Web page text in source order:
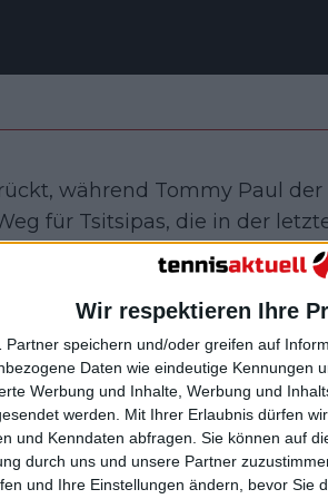
Wir respektieren Ihre
Partner speichern und/oder greifen auf
Daten wie eindeutige Kennungen
Werbung und Inhalte, Werbung und
werden. Mit Ihrer Erlaubnis dürfen
und Kenndaten abfragen. Sie können auf
durch uns und unsere Partner
und Ihre Einstellungen ändern, bevor Sie
während Tommy Paul der
für Tsitsipas, die in der
keinen Sieg kaufen konnte.
wechselte sie ihren Schläger
zu diesem Hersteller gehen
er hat gezeigt, dass es
gearbeitet, sein Ranking zu
Acapulco, indem er Alejandro
Dieser Titel brachte